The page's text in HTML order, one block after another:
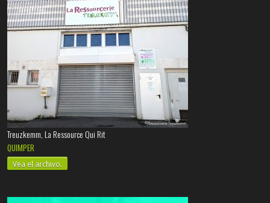
Treuzkemm, La Ressource Qui Rit
QUIMPER
Vea el archivo.